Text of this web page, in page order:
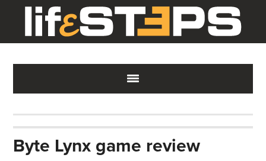
main
content
primary
sidebar
footer
Byte Lynx game review